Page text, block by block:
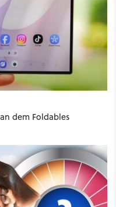
dem Foldables